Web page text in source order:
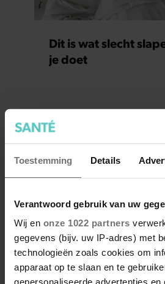
Toestemming Details
Verantwoord gebruik van uw
Wij en onze 1022 partners
gegevens (bijv. uw IP-adres) met
technologieën zoals cookies om
apparaat op te slaan en te
gepersonaliseerde advertenties en
Dit is wat slecht
je doet